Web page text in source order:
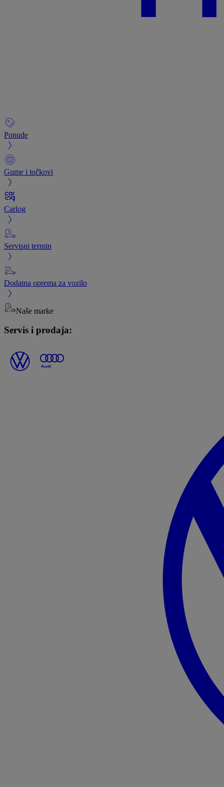
Ponude
Gume i točkovi
Carlog
Servisni termin
Dodatna oprema za vozilo
Naše marke
Servis i prodaja: